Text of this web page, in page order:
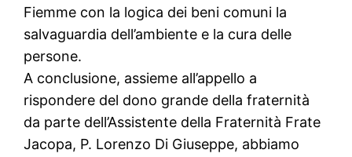
Fiemme con la logica dei beni comuni la
salvaguardia dell’ambiente e la cura delle
persone.
A conclusione, assieme all’appello a
rispondere del dono grande della fraternità
da parte dell’Assistente della Fraternità Frate
Jacopa, P. Lorenzo Di Giuseppe, abbiamo